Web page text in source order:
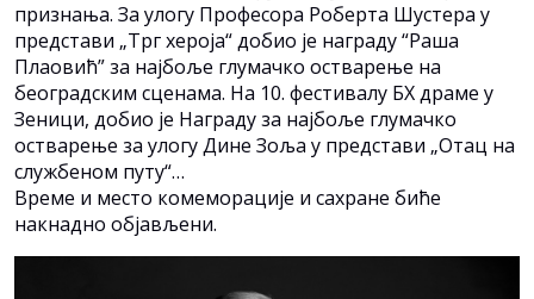
признања. За улогу Професора Роберта Шустера у
представи „Трг хероја“ добио је награду “Раша
Плаовић” за најбоље глумачко остварење на
београдским сценама. На 10. фестивалу БХ драме у
Зеници, добио је Награду за најбоље глумачко
остварење за улогу Дине Зоља у представи „Отац на
службеном путу“…
Време и место комеморације и сахране биће
накнадно објављени.